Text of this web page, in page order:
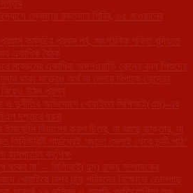
স্বেচ্ছায় রক্তদান শিবির, ৬৫ জওয়ানের
কর্মসূচির প্রথম পর্ব, সাংগঠনিক শক্তি বৃদ্ধিতে
একাধিক বৈঠক
সাব্রুমের একাধিক অঙ্গনওয়াড়ি কেন্দ্রে বন্ধ শিশুদের
থাকা সত্ত্বেও অর্থ না মেলায় বিপাকে কেন্দ্রের
নিয়েও উঠল প্রশ্ন
ও দুর্নীতির অভিযোগে খোয়াইতে সিপিআই(এম)-এর
দপ্তরে ধরনা
ইমার্জেন্সি বিভাগের করুণ চিত্র, না আছে ডাক্তার, না
সিকিউরিটি গার্ডদেরই ‘জুতো সেলাই থেকে চন্ডী পাঠ’
হাসপাতাল কর্তৃপক্ষ
থাকব না’ – সিপিআই(এম) রাজ্য সম্পাদকের
খোয়াইয়ে বিশ্ব হিন্দু পরিষদের বিক্ষোভে তোলপাড়